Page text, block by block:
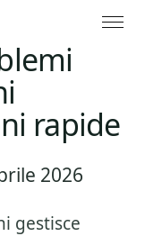
rapide
2026
gestisce